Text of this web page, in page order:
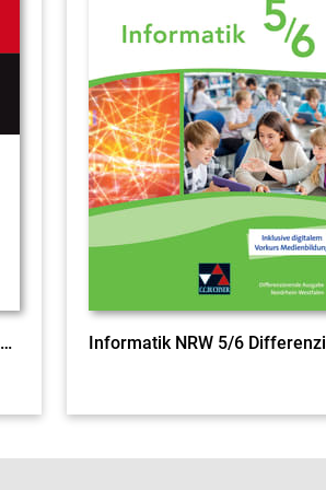
Informatik NRW click & teach 5/6 EL